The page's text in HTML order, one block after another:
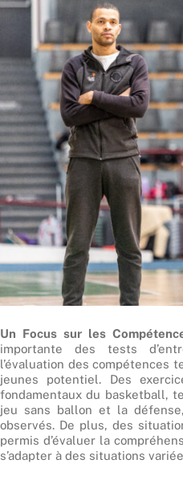
Un Focus sur les
importante des tests
l’évaluation des compétences
jeunes potentiel. Des
fondamentaux du basketball,
jeu sans ballon et la
observés. De plus, des
permis d’évaluer la
s’adapter à des situations